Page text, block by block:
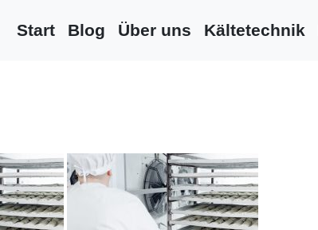
Start Blog Über uns Kältetechnik